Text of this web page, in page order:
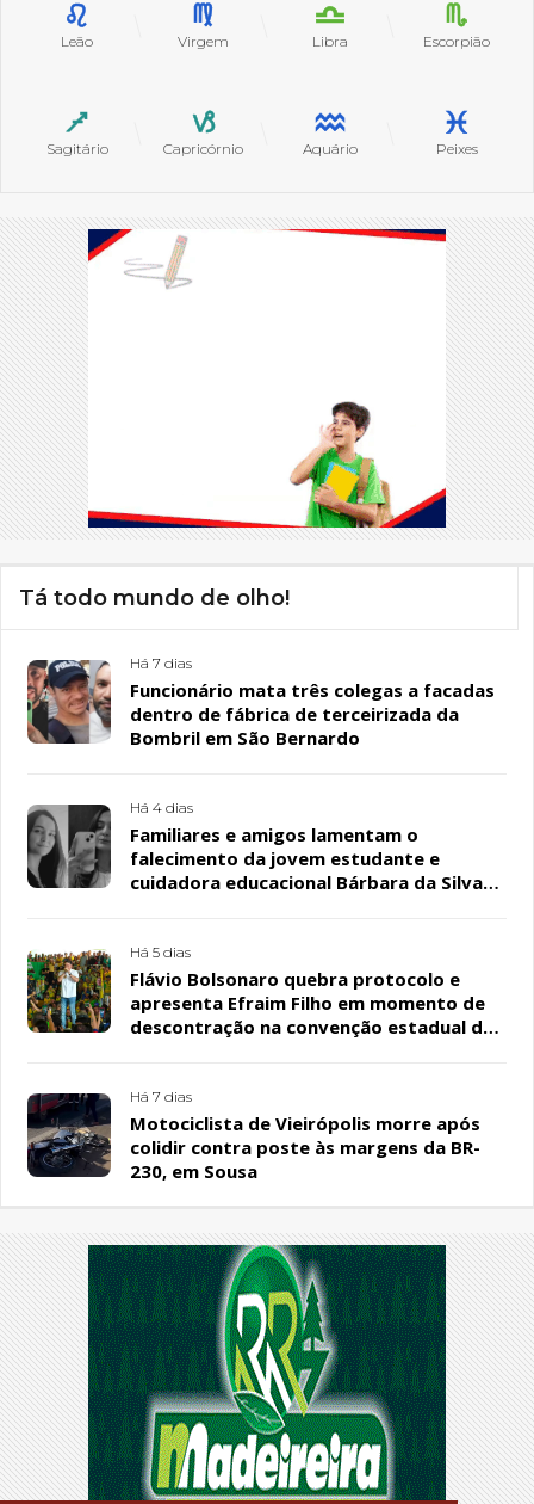
Leão Virgem Libra Escorpião
Sagitário Capricórnio Aquário Peixes
Tá todo mundo de olho!
Há 7 dias
Funcionário mata três colegas a facadas
dentro de fábrica de terceirizada da
Bombril em São Bernardo
Há 4 dias
Familiares e amigos lamentam o
falecimento da jovem estudante e
cuidadora educacional Bárbara da Silva
Há 5 dias
Flávio Bolsonaro quebra protocolo e
apresenta Efraim Filho em momento de
descontração na convenção estadual do
Há 7 dias
Motociclista de Vieirópolis morre após
colidir contra poste às margens da BR-
230, em Sousa